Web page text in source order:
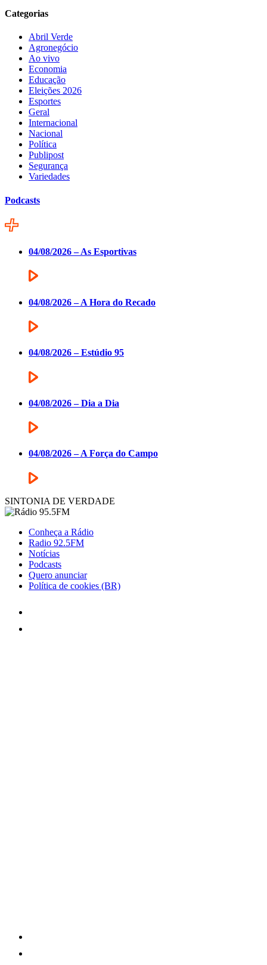
Categorias
Abril Verde
Agronegócio
Ao vivo
Economia
Educação
Eleições 2026
Esportes
Geral
Internacional
Nacional
Política
Publipost
Segurança
Variedades
Podcasts
04/08/2026 – As Esportivas
04/08/2026 – A Hora do Recado
04/08/2026 – Estúdio 95
04/08/2026 – Dia a Dia
04/08/2026 – A Força do Campo
SINTONIA DE VERDADE
Conheça a Rádio
Radio 92.5FM
Notícias
Podcasts
Quero anunciar
Política de cookies (BR)